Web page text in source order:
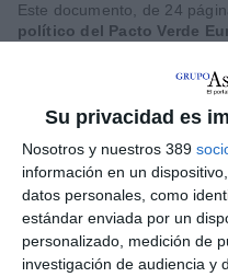
Su privacidad es
Nosotros y nuestros 389
información en un
datos personales, como
estándar enviada por un
personalizado, medición de
investigación de audiencia y
Este documento, de 24
político del Pacto Verde
"Parte del papel de los
iniciativas en implicaciones
subrayado Valentina
Federación, los gestores de
empresas a enmarcar las
financieros,
biodiversidad), sociales y
resiliencia y la creación de